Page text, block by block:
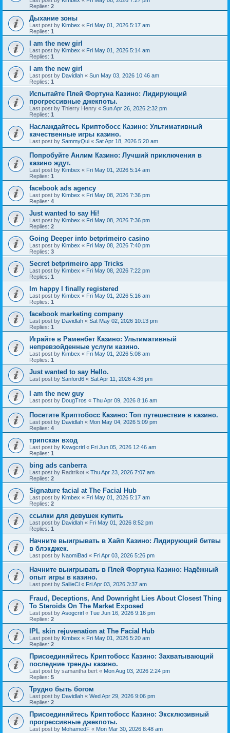
Replies: 2
Дыхание зоны
Last post by Kimbex « Fri May 01, 2026 5:17 am
Replies: 1
I am the new girl
Last post by Kimbex « Fri May 01, 2026 5:14 am
Replies: 1
I am the new girl
Last post by Davidlah « Sun May 03, 2026 10:46 am
Replies: 1
Испытайте Плей Фортуна Казино: Лидирующий
прогрессивные джекпоты.
Last post by Thierry Henry « Sun Apr 26, 2026 2:32 pm
Replies: 1
Наслаждайтесь Криптобосс Казино: Ультимативный
качественные игры казино.
Last post by SammyQui « Sat Apr 18, 2026 5:20 am
Попробуйте Анлим Казино: Лучший приключения в
казино ждут.
Last post by Kimbex « Fri May 01, 2026 5:14 am
Replies: 1
facebook ads agency
Last post by Kimbex « Fri May 08, 2026 7:36 pm
Replies: 4
Just wanted to say Hi!
Last post by Kimbex « Fri May 08, 2026 7:36 pm
Replies: 2
Going Deeper into betprimeiro casino
Last post by Kimbex « Fri May 08, 2026 7:40 pm
Replies: 3
Secret betprimeiro app Tricks
Last post by Kimbex « Fri May 08, 2026 7:22 pm
Replies: 1
Im happy I finally registered
Last post by Kimbex « Fri May 01, 2026 5:16 am
Replies: 1
facebook marketing company
Last post by Davidlah « Sat May 02, 2026 10:13 pm
Replies: 1
Играйте в Раменбет Казино: Ультимативный
непревзойденные услуги казино.
Last post by Kimbex « Fri May 01, 2026 5:08 am
Replies: 1
Just wanted to say Hello.
Last post by Sanford6 « Sat Apr 11, 2026 4:36 pm
I am the new guy
Last post by DougTros « Thu Apr 09, 2026 8:16 am
Посетите Криптобосс Казино: Топ путешествие в казино.
Last post by Davidlah « Mon May 04, 2026 5:09 pm
Replies: 4
трипскан вход
Last post by Kswgcrirl « Fri Jun 05, 2026 12:46 am
Replies: 1
bing ads canberra
Last post by Radtrikot « Thu Apr 23, 2026 7:07 am
Replies: 2
Signature facial at The Facial Hub
Last post by Kimbex « Fri May 01, 2026 5:17 am
Replies: 2
ссылки для девушек купить
Last post by Davidlah « Fri May 01, 2026 8:52 pm
Replies: 1
Начните выигрывать в Хайп Казино: Лидирующий битвы
в блэкджек.
Last post by NaomiBad « Fri Apr 03, 2026 5:26 pm
Начните выигрывать в Плей Фортуна Казино: Надёжный
опыт игры в казино.
Last post by SallieCl « Fri Apr 03, 2026 3:37 am
Fraud, Deceptions, And Downright Lies About Closest Thing
To Steroids On The Market Exposed
Last post by Asogcrirl « Tue Jun 16, 2026 9:16 pm
Replies: 2
IPL skin rejuvenation at The Facial Hub
Last post by Kimbex « Fri May 01, 2026 5:20 am
Replies: 2
Присоединяйтесь Криптобосс Казино: Захватывающий
последние тренды казино.
Last post by samantha bert « Mon Aug 03, 2026 2:24 pm
Replies: 5
Трудно быть богом
Last post by Davidlah « Wed Apr 29, 2026 9:06 pm
Replies: 2
Присоединяйтесь Криптобосс Казино: Эксклюзивный
прогрессивные джекпоты.
Last post by MohamedF « Mon Mar 30, 2026 8:48 am